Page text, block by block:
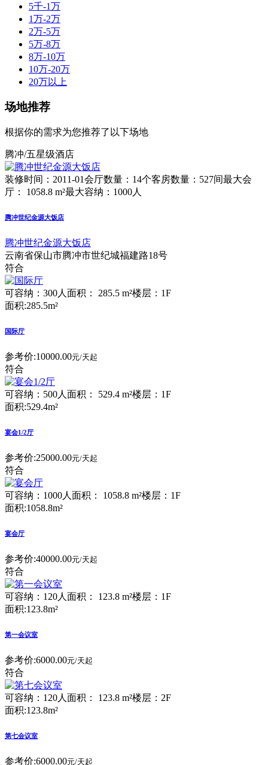
5千-1万
1万-2万
2万-5万
5万-8万
8万-10万
10万-20万
20万以上
场地推荐
根据你的需求为您推荐了以下场地
腾冲/五星级酒店
装修时间：2011-01会厅数量：14个客房数量：527间最大会
厅： 1058.8 m²最大容纳：1000人
腾冲世纪金源大饭店
腾冲世纪金源大饭店
云南省保山市腾冲市世纪城福建路18号
符合
可容纳：300人 面积： 285.5 m²楼层：1F
面积:285.5m²
国际厅
参考价:10000.00元/天起
符合
可容纳：500人 面积： 529.4 m²楼层：1F
面积:529.4m²
宴会1/2厅
参考价:25000.00元/天起
符合
可容纳：1000人 面积： 1058.8 m²楼层：1F
面积:1058.8m²
宴会厅
参考价:40000.00元/天起
符合
可容纳：120人 面积： 123.8 m²楼层：1F
面积:123.8m²
第一会议室
参考价:6000.00元/天起
符合
可容纳：120人 面积： 123.8 m²楼层：2F
面积:123.8m²
第七会议室
参考价:6000.00元/天起